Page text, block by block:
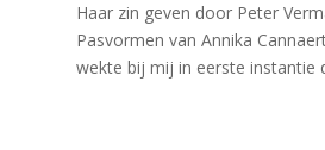
Haar zin geven door Peter
Pasvormen van Annika
wekte bij mij in eerste instantie